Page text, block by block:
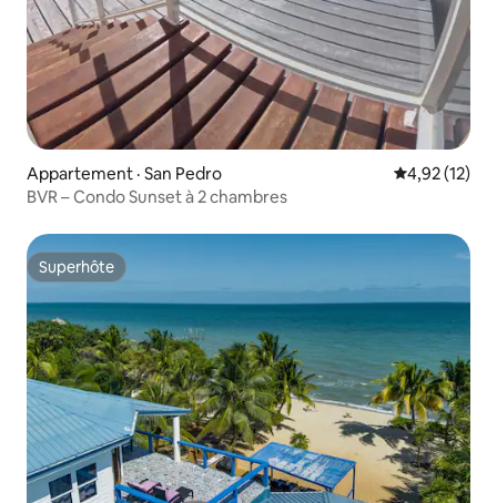
Appartement · San Pedro Note
4,92 (12)
BVR – Condo Sunset à 2 chambres
Superhôte
Superhôte